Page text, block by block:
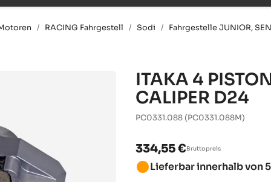
RACING Fahrgestell Sodi Fahrgestelle JUNIOR,
ITAKA 4
CALIPER D24
PC0331.088 (PC0331.088M)
334,55 €Bruttopreis
brightness_1Lieferbar innerhalb von